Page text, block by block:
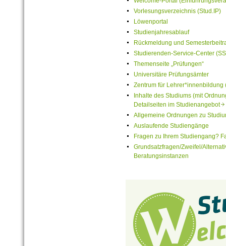
Vorlesungsverzeichnis (Stud.IP)
Löwenportal
Studienjahresablauf
Rückmeldung und
Studierenden-Service-Center
Themenseite „Prüfungen“
Universitäre Prüfungsämter
Zentrum für Lehrer*innenbildung
Inhalte des Studiums (mit
Detailseiten im Studienangebot
Allgemeine Ordnungen zu
Auslaufende Studiengänge
Fragen zu Ihrem Studiengang?
Grundsatzfragen/Zweifel/
Beratungsinstanzen